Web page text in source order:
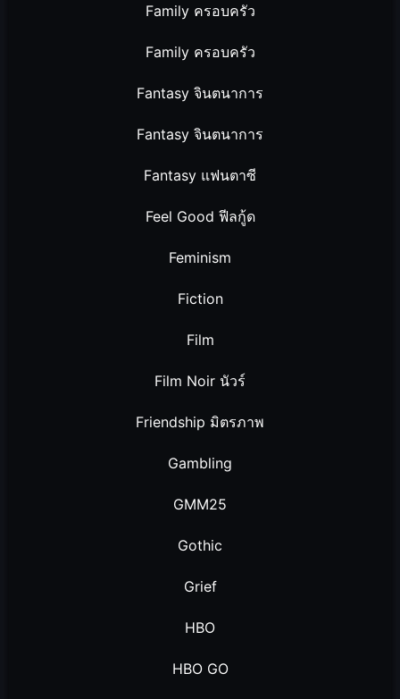
Family ครอบครัว
Family ครอบครัว
Fantasy จินตนาการ
Fantasy จินตนาการ
Fantasy แฟนตาซี
Feel Good ฟีลกู้ด
Feminism
Fiction
Film
Film Noir นัวร์
Friendship มิตรภาพ
Gambling
GMM25
Gothic
Grief
HBO
HBO GO